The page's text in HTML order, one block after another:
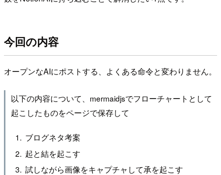
今回の内容
オープンなAIにポストする、よくある命令と変わりません。
以下の内容について、mermaidjsでフローチャートとして
起こしたものをページで保存して
ブログネタ考案
起と結を起こす
試しながら画像をキャプチャして承を起こす